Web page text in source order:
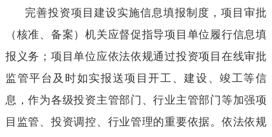
完善投资项目建设实施信息填报制度，项目审批
（核准、备案）机关应督促指导项目单位履行信息填
报义务；项目单位应依法依规通过投资项目在线审批
监管平台及时如实报送项目开工、建设、竣工等信
息，作为各级投资主管部门、行业主管部门等加强项
目监管、投资调控、行业管理的重要依据。依法依规